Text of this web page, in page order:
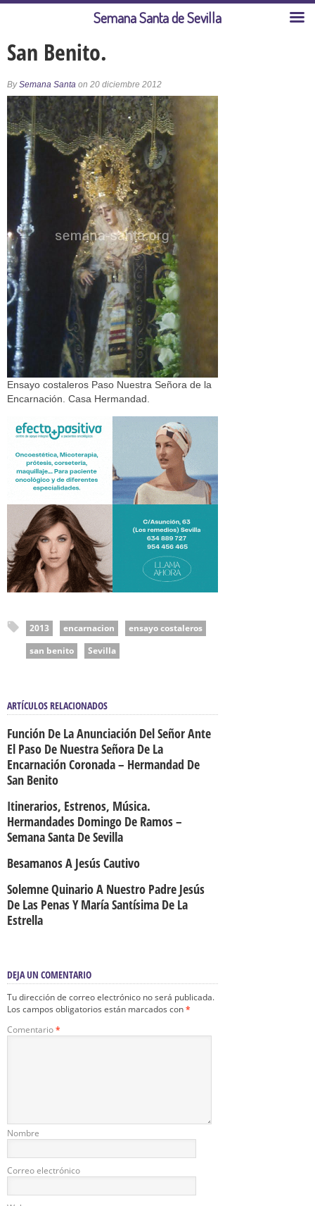
San Benito.
BySemana Santa on 20 diciembre 2012
Ensayo costaleros Paso Nuestra Señora de la
Encarnación. Casa Hermandad.
2013 encarnacion
ensayo costaleros
san benito
Sevilla
ARTÍCULOS RELACIONADOS
Función De La Anunciación Del Señor Ante
El Paso De Nuestra Señora De La
Encarnación Coronada – Hermandad De
San Benito
Itinerarios, Estrenos, Música.
Hermandades Domingo De Ramos –
Semana Santa De Sevilla
Besamanos A Jesús Cautivo
Solemne Quinario A Nuestro Padre Jesús
De Las Penas Y María Santísima De La
Estrella
DEJA UN COMENTARIO
Tu dirección de correo electrónico no será publicada.
Los campos obligatorios están marcados con*
Comentario*
Nombre
Correo electrónico
Semana Santa de Sevilla